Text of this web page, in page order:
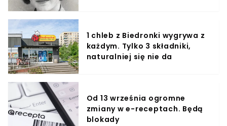
1 chleb z Biedronki wygrywa z
każdym. Tylko 3 składniki,
naturalniej się nie da
Od 13 września ogromne
zmiany w e-receptach. Będą
blokady